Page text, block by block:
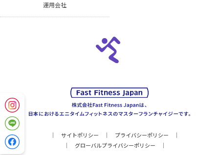
運用会社
サイトポリシー
プライバシーポリシー
グローバルプライバシーポリシー